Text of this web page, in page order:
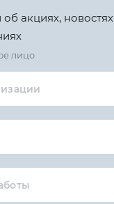
акциях, новостях
лицо